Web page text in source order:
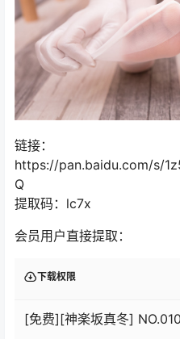
链接：
https://pan.baidu.com/s/
Q
提取码：lc7x
会员用户直接提取：
下载权限
[免费][神楽坂真冬]